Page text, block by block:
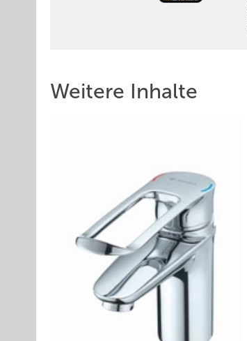
Weitere Inhalte